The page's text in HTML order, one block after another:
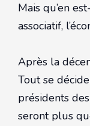
Mais qu’en
associatif,
Après la
Tout se
présidents
seront plus